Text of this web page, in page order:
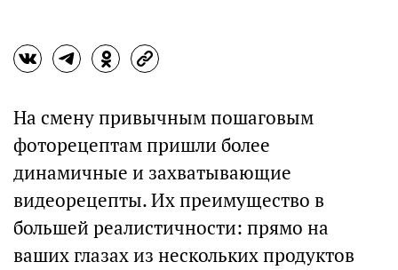
На смену привычным пошаговым
фоторецептам пришли более
динамичные и захватывающие
видеорецепты. Их преимущество в
большей реалистичности: прямо на
ваших глазах из нескольких продуктов